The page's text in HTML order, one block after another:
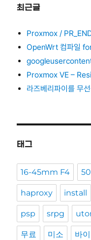
최근글
Proxmox /
OpenWrt 컴파일
Proxmox VE –
라즈베리파이를 무
태그
16-45mm F4
haproxy install
psp srpg
무료 미소 바